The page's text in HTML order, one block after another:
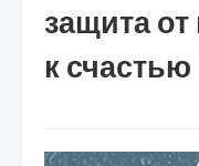
защита
к счастью